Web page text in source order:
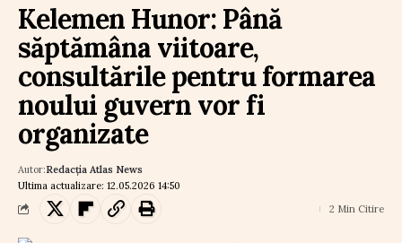
Kelemen Hunor: Până
săptămâna viitoare,
consultările pentru formarea
noului guvern vor fi
organizate
Ultima actualizare: 12.05.2026 14:50
Autor:Redacția Atlas News
2 Min Citire